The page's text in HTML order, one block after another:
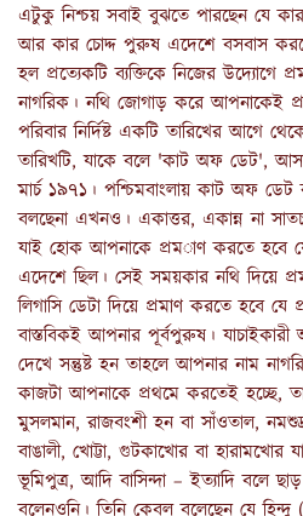
এটুকু নিশ্চয় সবাই বুঝতে পারছেন যে
আর কার চোদ্দ পুরুষ এদেশে বসবাস
হল প্রত্যেকটি ব্যক্তিকে নিজের উদ্যোগে
নাগরিক। নথি জোগাড় করে আপনাকেই
পরিবার নির্দিষ্ট একটি তারিখের আগে
তারিখটি,যাকে বলে 'কাট অফ ডেট',
মার্চ ১৯৭১ । পশ্চিমবাংলায় কাট অফ
বলছেনা এখনও। একাত্তর, একান্ন না
যাই হোক আপনাকে প্রমাণ করতে হবে
এদেশে ছিল। সেই সময়কার নথি দিয়ে
লিগাসি ডেটা দিয়ে প্রমাণ করতে হবে যে
বাস্তবিকই আপনার পূর্বপুরুষ।
দেখে সন্তুষ্ট হন তাহলে আপনার নাম
কাজটা আপনাকে প্রথমে করতেই হচ্ছে,
মুসলমান,রাজবংশী হন বা সাঁওতাল,
বাঙালী, খোট্টা, গুটকাখোর বা হারামখোর
ভূমিপুত্র,আদি বাসিন্দা – ইত্যাদি বলে
বলেনওনি। তিনি কেবল বলেছেন যে হিন্দু (